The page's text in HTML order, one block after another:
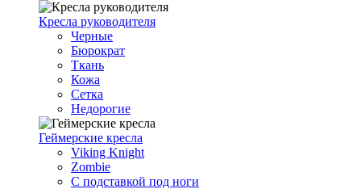
Кресла руководителя
Черные
Бюрократ
Ткань
Кожа
Сетка
Недорогие
Геймерские кресла
Viking Knight
Zombie
С подставкой под ноги